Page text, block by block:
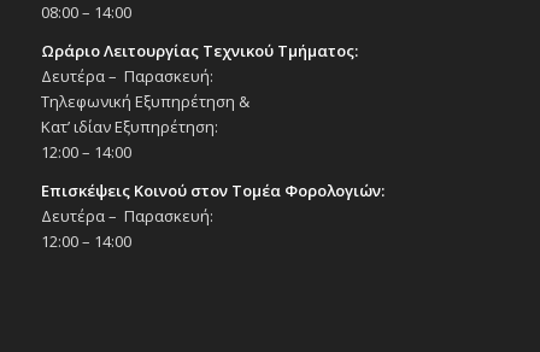
08:00 – 14:00
Ωράριο Λειτουργίας Τεχνικού Τμήματος:
Δευτέρα – Παρασκευή:
Τηλεφωνική Εξυπηρέτηση &
Κατ’ ιδίαν Εξυπηρέτηση:
12:00 – 14:00
Επισκέψεις Κοινού στον Τομέα Φορολογιών:
Δευτέρα – Παρασκευή:
12:00 – 14:00